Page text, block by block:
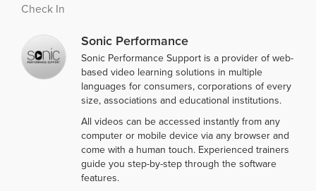
Check In
Sonic Performance
Sonic Performance Support is a provider of web-
based video learning solutions in multiple
languages for consumers, corporations of every
size, associations and educational institutions.
All videos can be accessed instantly from any
computer or mobile device via any browser and
come with a human touch. Experienced trainers
guide you step-by-step through the software
features.